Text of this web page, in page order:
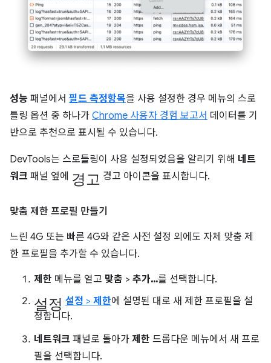
성능 패널에서 필드 측정항목을 사용 설정한 경우 메뉴의 스로
틀링 옵션 중 하나가 Chrome 사용자 경험 보고서 데이터를 기
반으로 추천으로 표시될 수 있습니다.
DevTools는 스로틀링이 사용 설정되었음을 알리기 위해 네트
워크 패널 옆에 경고 경고 아이콘을 표시합니다.
맞춤 제한 프로필 만들기
느린 4G 또는 빠른 4G와 같은 사전 설정 외에도 자체 맞춤 제
한 프로필을 추가할 수 있습니다.
제한 메뉴를 열고 맞춤 > 추가...를 선택합니다.
설정 설정 > 제한에 설명된 대로 새 제한 프로필을 설
정합니다.
네트워크 패널로 돌아가 제한 드롭다운 메뉴에서 새 프로
필을 선택합니다.